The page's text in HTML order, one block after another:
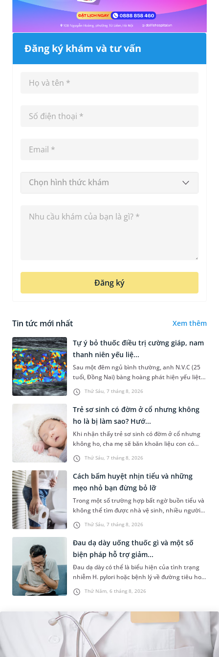
Đăng ký khám và tư vấn
Chọn hình thức khám
Đăng ký
Tin tức mới nhất Xem thêm
Thứ Sáu, 7 tháng 8, 2026
Tự ý bỏ thuốc điều trị cường giáp, nam
thanh niên yếu liệ...
Sau một đêm ngủ bình thường, anh N.V.C (25
tuổi, Đồng Nai) bàng hoàng phát hiện yếu liệt 2
chân, không thể vận động đi lại được. Kết quả
thăm khám tại Phòng...
Thứ Sáu, 7 tháng 8, 2026
Trẻ sơ sinh có đờm ở cổ nhưng không
ho là bị làm sao? Hướ...
Khi nhận thấy trẻ sơ sinh có đờm ở cổ nhưng
không ho, cha mẹ sẽ băn khoăn liệu con có
đang mắc bệnh đường hô hấp hay không.
Những chia sẻ dưới đây sẽ giúp ch...
Thứ Sáu, 7 tháng 8, 2026
Cách bấm huyệt nhịn tiểu và những
mẹo nhỏ bạn đừng bỏ lỡ
Trong một số trường hợp bất ngờ buồn tiểu và
không thể tìm được nhà vệ sinh, nhiều người
đã áp dụng phương pháp bấm huyệt nhịn tiểu.
Vậy cách bấm huyệt nhịn...
Thứ Năm, 6 tháng 8, 2026
Đau dạ dày uống thuốc gì và một số
biện pháp hỗ trợ giảm...
Đau dạ dày có thể là biểu hiện của tình trạng
nhiễm H. pylori hoặc bệnh lý về đường tiêu hoá
khác. Dựa theo nguyên nhân cụ thể, bác sĩ sẽ
cân nhắc chỉ định p...